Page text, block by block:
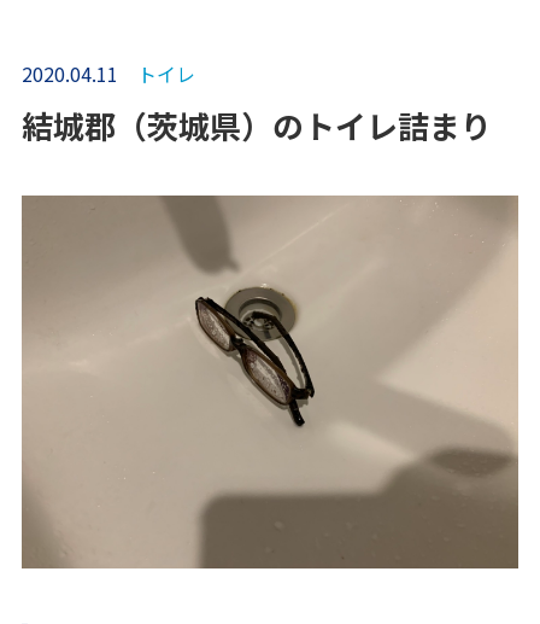
2020.04.11 トイレ
結城郡（茨城県）のトイレ詰まり